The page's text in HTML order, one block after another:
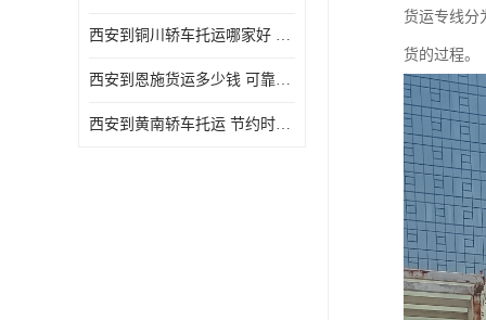
西安到铜川轿车托运哪家好 节约时间精力 在途运输一对一客服
西安到恩施货运多少钱 可靠性高 灵活性高 持续性长
西安到黄南轿车托运 节约时间 随时查询车辆时实位置
货运专线分
货的过程。